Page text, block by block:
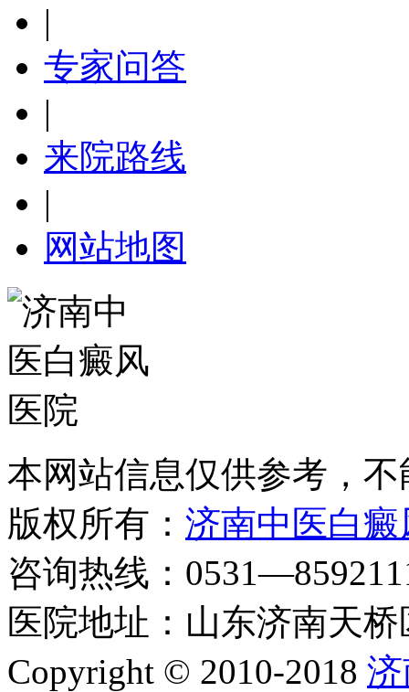
|
专家问答
|
来院路线
|
网站地图
本网站信息仅供参考，
版权所有： 济南中医白癜
咨询热线：
医院地址：山东济南天
Copyright © 2010-2018